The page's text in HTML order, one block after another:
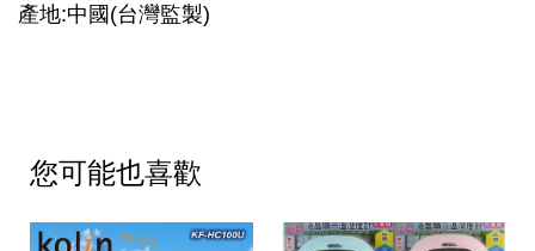
產地:中國(台灣監製)
您可能也喜歡